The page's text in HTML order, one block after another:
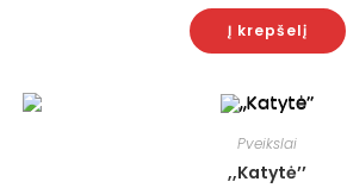
Į krepšelį
Pveikslai
,,Katytė’’